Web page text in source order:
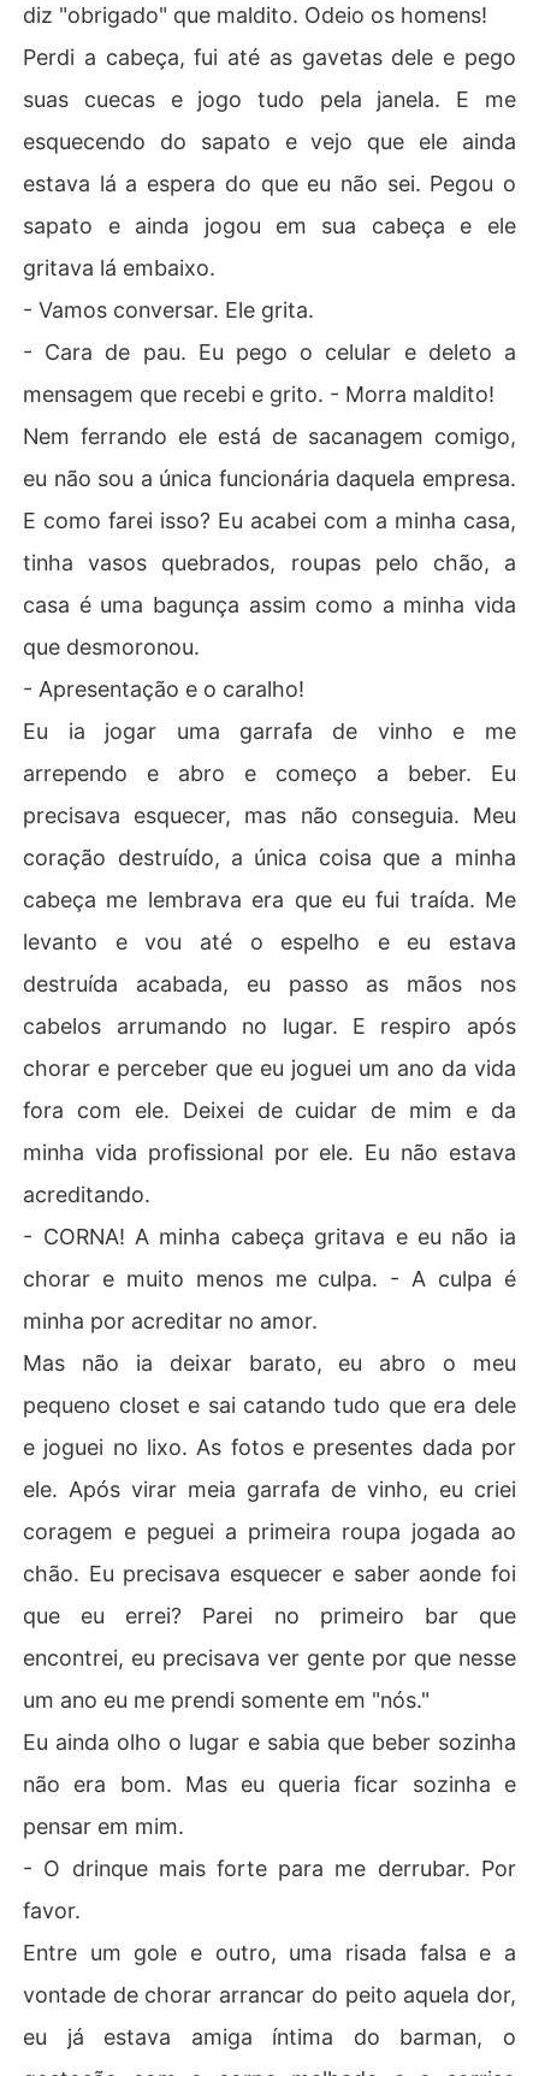
diz "obrigado" que maldito. Odeio os homens!
Perdi a cabeça, fui até as gavetas dele e pego
suas cuecas e jogo tudo pela janela. E me
esquecendo do sapato e vejo que ele ainda
estava lá a espera do que eu não sei. Pegou o
sapato e ainda jogou em sua cabeça e ele
gritava lá embaixo.
- Vamos conversar. Ele grita.
- Cara de pau. Eu pego o celular e deleto a
mensagem que recebi e grito. - Morra maldito!
Nem ferrando ele está de sacanagem comigo,
eu não sou a única funcionária daquela empresa.
E como farei isso? Eu acabei com a minha casa,
tinha vasos quebrados, roupas pelo chão, a
casa é uma bagunça assim como a minha vida
que desmoronou.
- Apresentação e o caralho!
Eu ia jogar uma garrafa de vinho e me
arrependo e abro e começo a beber. Eu
precisava esquecer, mas não conseguia. Meu
coração destruído, a única coisa que a minha
cabeça me lembrava era que eu fui traída. Me
levanto e vou até o espelho e eu estava
destruída acabada, eu passo as mãos nos
cabelos arrumando no lugar. E respiro após
chorar e perceber que eu joguei um ano da vida
fora com ele. Deixei de cuidar de mim e da
minha vida profissional por ele. Eu não estava
acreditando.
- CORNA! A minha cabeça gritava e eu não ia
chorar e muito menos me culpa. - A culpa é
minha por acreditar no amor.
Mas não ia deixar barato, eu abro o meu
pequeno closet e sai catando tudo que era dele
e joguei no lixo. As fotos e presentes dada por
ele. Após virar meia garrafa de vinho, eu criei
coragem e peguei a primeira roupa jogada ao
chão. Eu precisava esquecer e saber aonde foi
que eu errei? Parei no primeiro bar que
encontrei, eu precisava ver gente por que nesse
um ano eu me prendi somente em "nós."
Eu ainda olho o lugar e sabia que beber sozinha
não era bom. Mas eu queria ficar sozinha e
pensar em mim.
- O drinque mais forte para me derrubar. Por
favor.
Entre um gole e outro, uma risada falsa e a
vontade de chorar arrancar do peito aquela dor,
eu já estava amiga íntima do barman, o